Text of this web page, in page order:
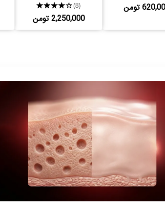
تومن ★★★★★(8)
2,250,000 تومن